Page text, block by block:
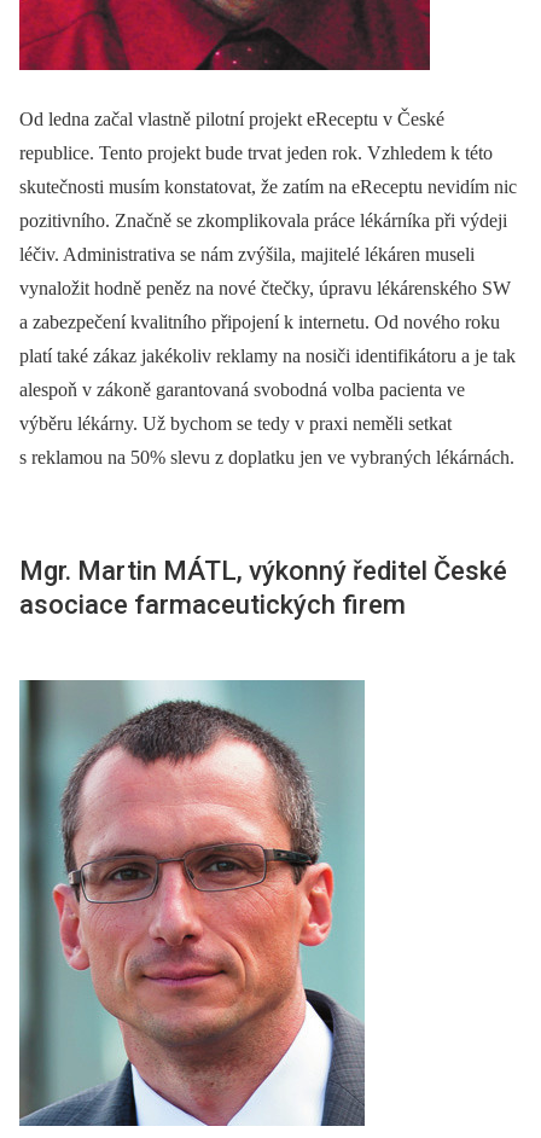
Od ledna začal vlastně pilotní projekt eReceptu v České
republice. Tento projekt bude trvat jeden rok. Vzhledem k této
skutečnosti musím konstatovat, že zatím na eReceptu nevidím nic
pozitivního. Značně se zkomplikovala práce lékárníka při výdeji
léčiv. Administrativa se nám zvýšila, majitelé lékáren museli
vynaložit hodně peněz na nové čtečky, úpravu lékárenského SW
a zabezpečení kvalitního připojení k internetu. Od nového roku
platí také zákaz jakékoliv reklamy na nosiči identifikátoru a je tak
alespoň v zákoně garantovaná svobodná volba pacienta ve
výběru lékárny. Už bychom se tedy v praxi neměli setkat
s reklamou na 50% slevu z doplatku jen ve vybraných lékárnách.
Mgr. Martin MÁTL, výkonný ředitel České
asociace farmaceutických firem